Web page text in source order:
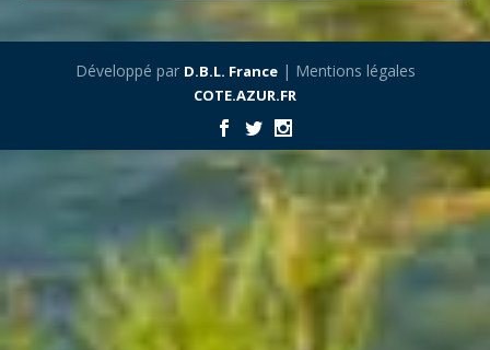
Développé par D.B.L. France| Mentions légales
COTE.AZUR.FR